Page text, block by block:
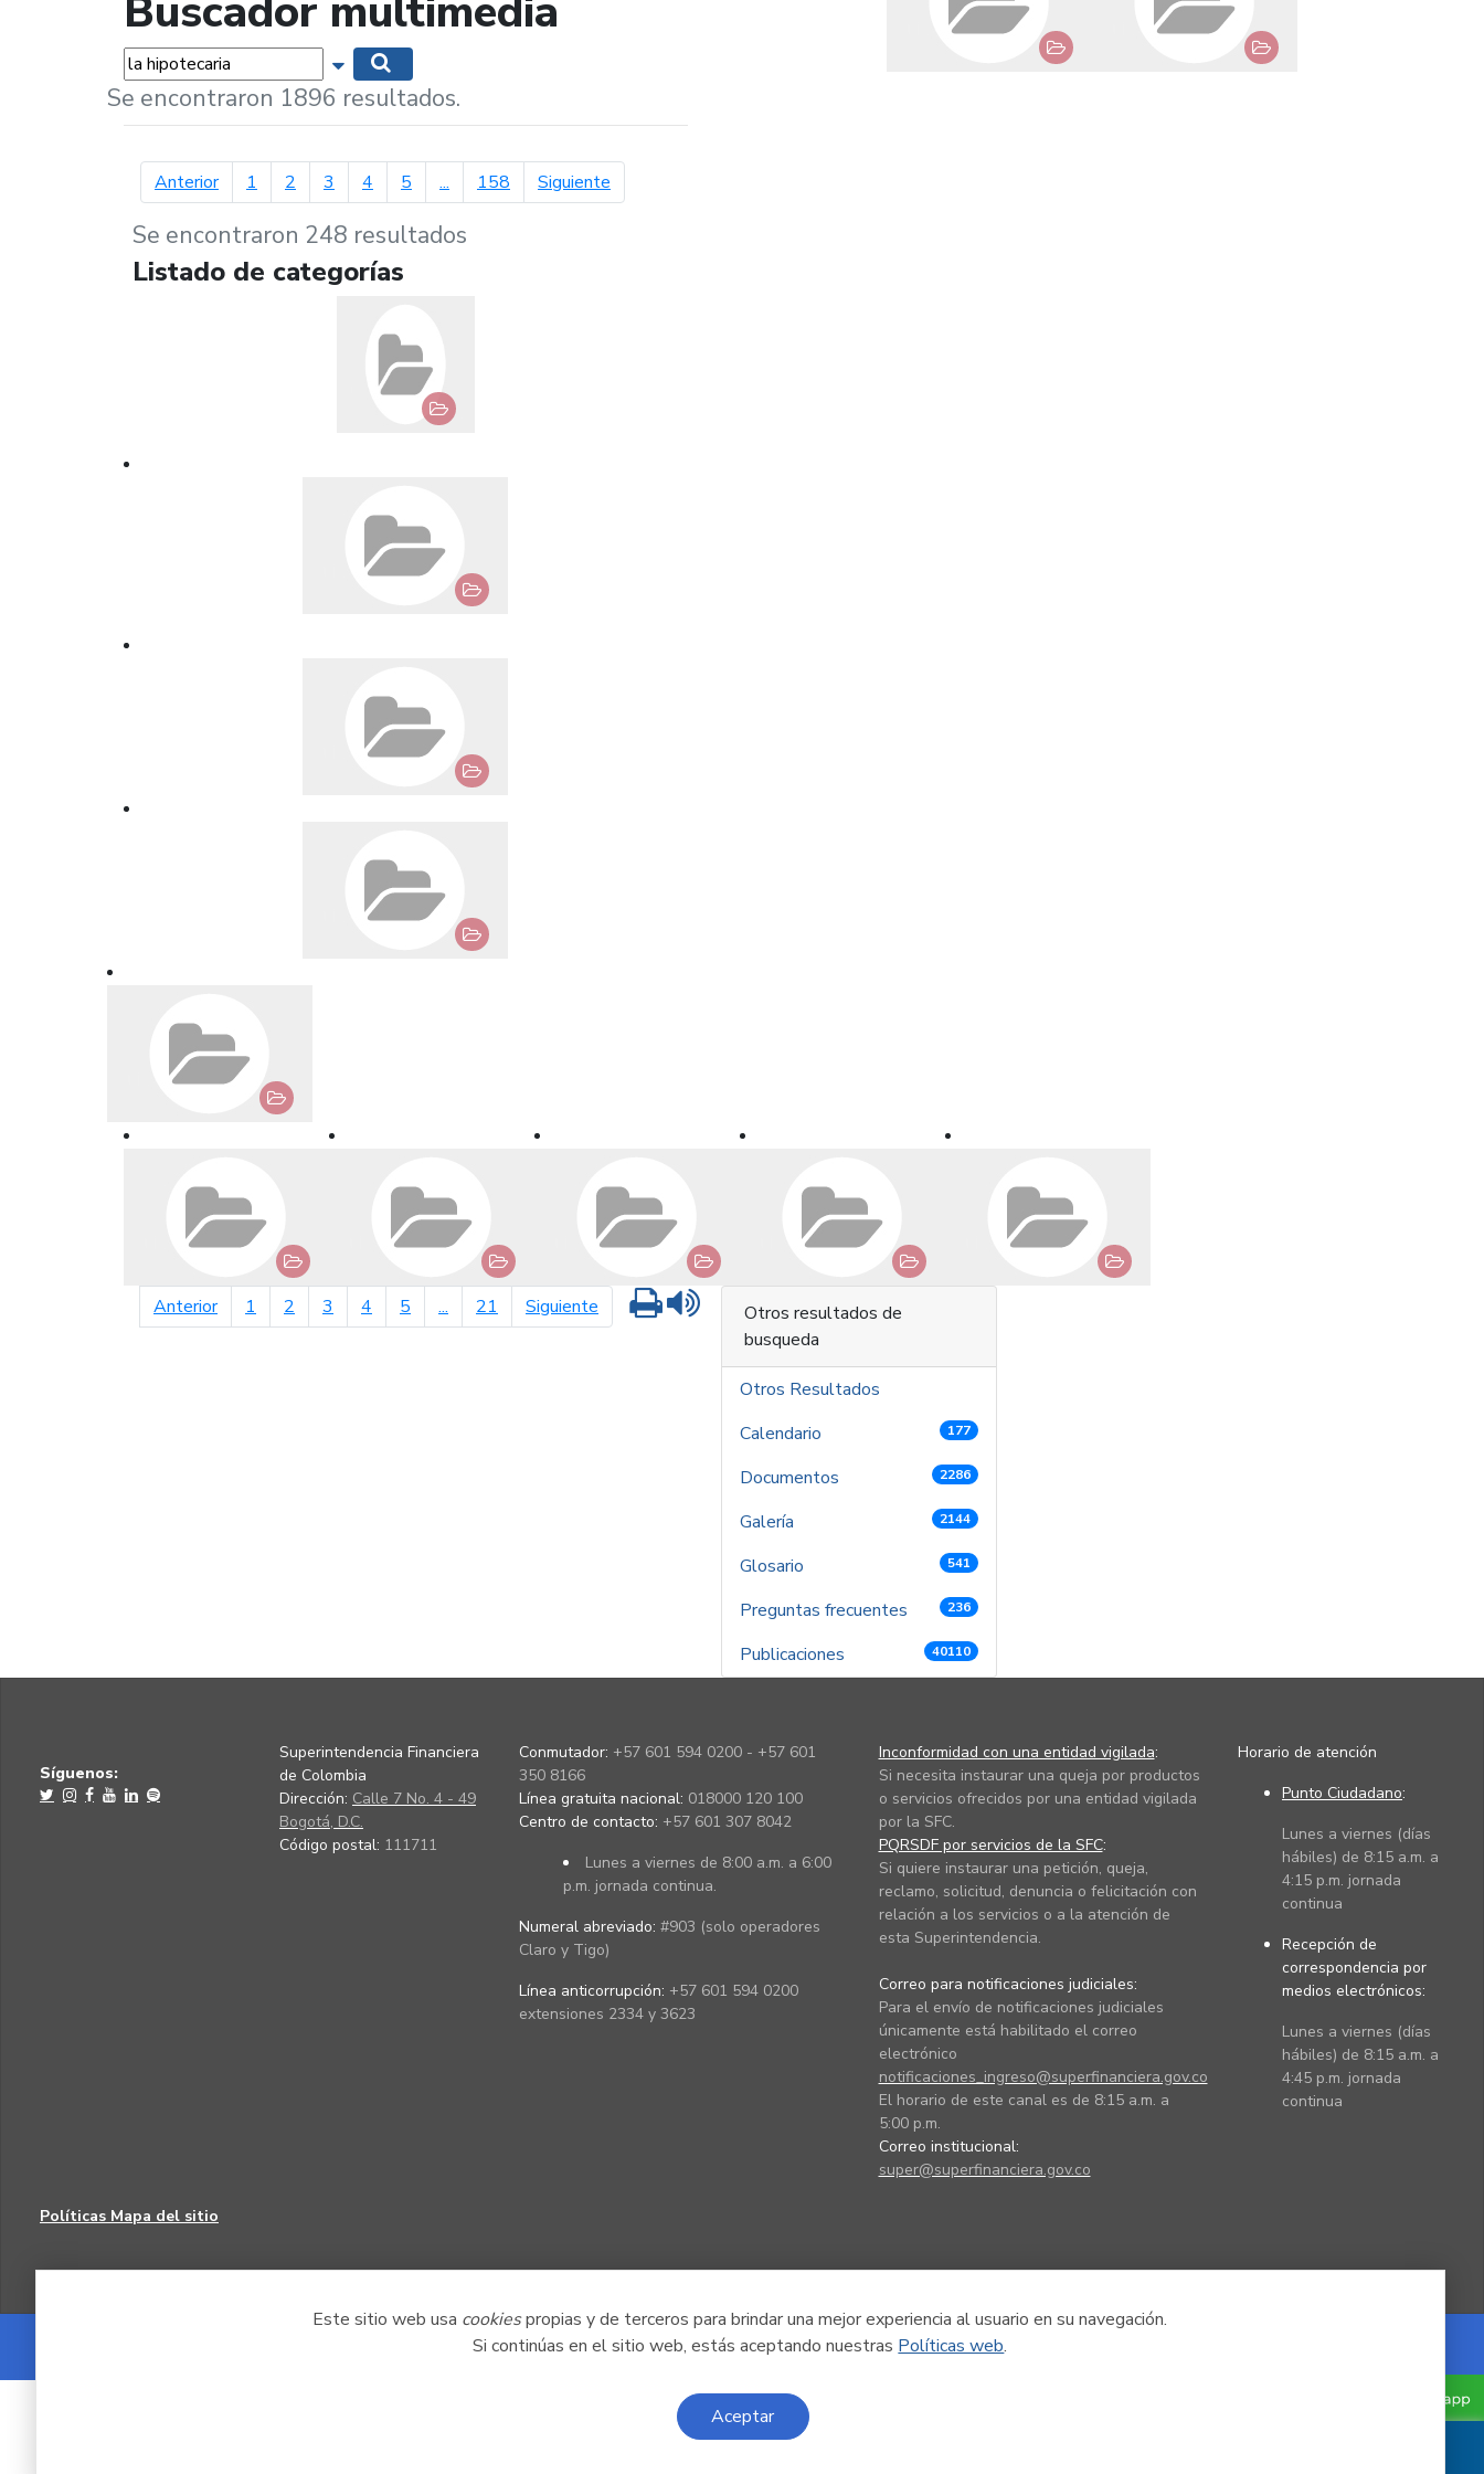
Este sitio web usa cookiespropias y de terceros para brindar una mejor experiencia al usuario en su navegación.
Si continúas en el sitio web, estás aceptando nuestras Políticas web.
Aceptar
Buscador multimedia
Palabras... Mostrar opciones de búsqueda
Se encontraron 1896 resultados.
Anteriorpágina anterior
1 2 3 4 5 ... 158 Siguientepágina siguiente
Se encontraron 248 resultados
Listado de categorías
Anteriorpágina anterior
1 2 3 4 5 ... 21 Siguiente página siguiente
Imprimir
Otros resultados de
busqueda
Otros Resultados
Calendario
177
Documentos 2286
Galería 2144
Glosario 541
Preguntas frecuentes 236
Publicaciones 40110
Síguenos:
Superintendencia Financiera
de Colombia
Dirección: Calle 7 No. 4 - 49
Bogotá, D.C.
Código postal: 111711
Conmutador: +57 601 594 0200 - +57 601
350 8166
Línea gratuita nacional: 018000 120 100
Centro de contacto: +57 601 307 8042
Lunes a viernes de 8:00 a.m. a 6:00
p.m. jornada continua.
Numeral abreviado: #903 (solo operadores
Claro y Tigo)
Línea anticorrupción: +57 601 594 0200
extensiones 2334 y 3623
Inconformidad con una entidad vigilada:
Si necesita instaurar una queja por productos
o servicios ofrecidos por una entidad vigilada
por la SFC.
PQRSDF por servicios de la SFC:
Si quiere instaurar una petición, queja,
reclamo, solicitud, denuncia o felicitación con
relación a los servicios o a la atención de
esta Superintendencia.
Correo para notificaciones judiciales:
Para el envío de notificaciones judiciales
únicamente está habilitado el correo
electrónico
notificaciones_ingreso@superfinanciera.gov.co
El horario de este canal es de 8:15 a.m. a
5:00 p.m.
Correo institucional:
super@superfinanciera.gov.co
Horario de atención
Punto Ciudadano:
Lunes a viernes (días
hábiles) de 8:15 a.m. a
4:15 p.m. jornada
continua
Recepción de
correspondencia por
medios electrónicos:
Lunes a viernes (días
hábiles) de 8:15 a.m. a
4:45 p.m. jornada
continua
Políticas Mapa del sitio
Powered by Nexura